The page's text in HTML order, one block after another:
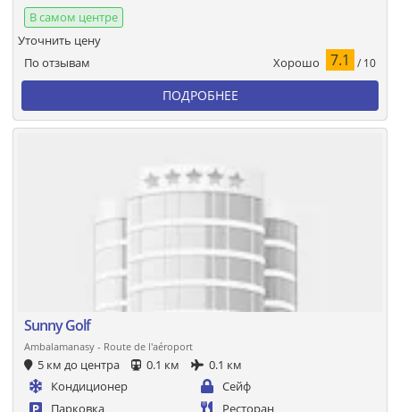
В самом центре
По отзывам Хорошо 7.1 / 10
Уточнить цену
ПОДРОБНЕЕ
Sunny Golf
Ambalamanasy - Route de l'aéroport
5 км до центра 0.1 км
0.1 км
Кондиционер
Сейф
Парковка
Ресторан